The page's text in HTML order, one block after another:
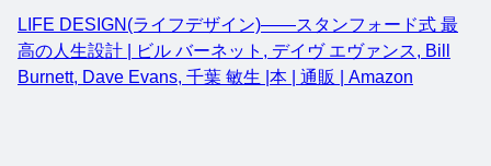
LIFE DESIGN(ライフデザイン)――スタンフォード式 最
高の人生設計 | ビル バーネット, デイヴ エヴァンス, Bill
Burnett, Dave Evans, 千葉 敏生 |本 | 通販 | Amazon